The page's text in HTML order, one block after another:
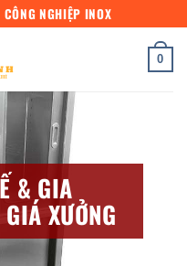
NGHIỆP INOX
0
& GIA
XƯỞNG